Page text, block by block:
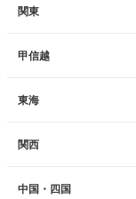
関東
甲信越
東海
関西
中国・四国